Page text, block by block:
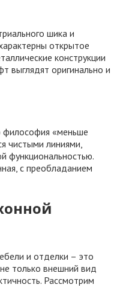
шика и
открытое
конструкции
выглядят оригинально и
философия «меньше
чистыми линиями,
функциональностью.
с преобладанием
и отделки – это
только внешний вид
Рассмотрим